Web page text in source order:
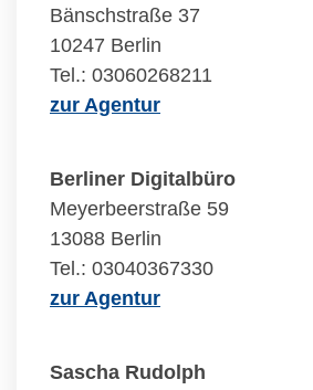
Bänschstraße 37
10247 Berlin
Tel.: 03060268211
zur Agentur
Berliner Digitalbüro
Meyerbeerstraße 59
13088 Berlin
Tel.: 03040367330
zur Agentur
Sascha Rudolph